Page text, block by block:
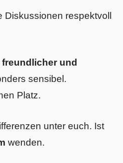
Diskussionen respektvoll
freundlicher und
sensibel.
Platz.
unter euch. Ist
wenden.